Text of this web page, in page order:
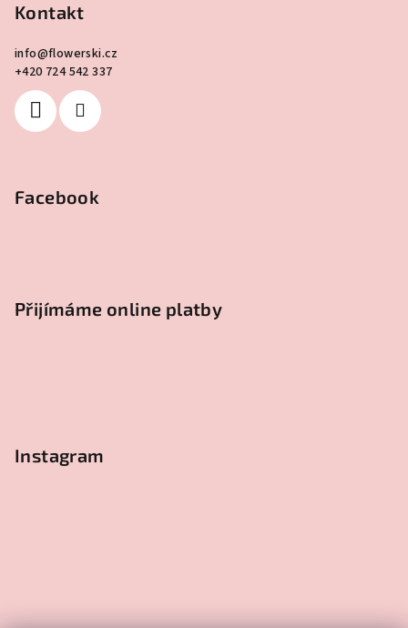
Kontakt
info@flowerski.cz
+420 724 542 337
Facebook
Přijímáme online platby
Instagram